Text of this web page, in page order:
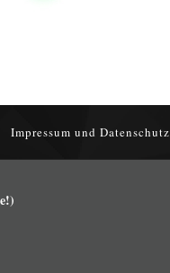
Impressum und Datenschutz